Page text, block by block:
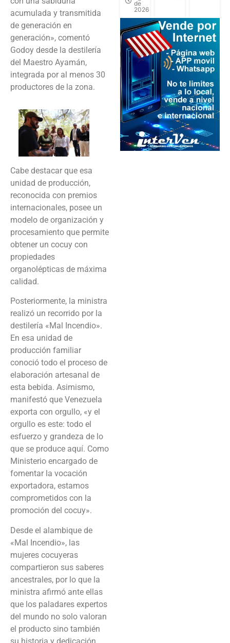
acumulada y transmitida
de generación en
generación», comentó
Godoy desde la destilería
del Maestro Ayamán,
integrada por al menos 30
productores de la zona.
Cabe destacar que esa
unidad de producción,
reconocida con premios
internacionales, posee un
modelo de organización y
procesamiento que permite
obtener un cocuy con
propiedades
organolépticas de máxima
calidad.
Posteriormente, la ministra
realizó un recorrido por la
destilería «Mal Incendio».
En esa unidad de
producción familiar
conoció todo el proceso de
elaboración artesanal de
esta bebida. Asimismo,
manifestó que Venezuela
exporta con orgullo, «y el
orgullo es este: todo el
esfuerzo y grandeza de lo
que se produce aquí. Como
Ministerio encargado de
fomentar la vocación
exportadora, estamos
comprometidos con la
promoción del cocuy».
Desde el alambique de
«Mal Incendio», las
mujeres cocuyeras
compartieron sus saberes
ancestrales, por lo que la
ministra afirmó ante ellas
que los paladares expertos
del mundo no solo valoran
el producto sino también
su historia y dedicación
de
2026